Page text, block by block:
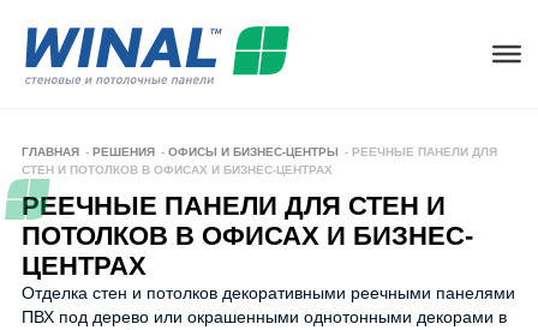
ГЛАВНАЯ - РЕШЕНИЯ - ОФИСЫ И БИЗНЕС-ЦЕНТРЫ - РЕЕЧНЫЕ ПАНЕЛИ ДЛЯ
СТЕН И ПОТОЛКОВ В ОФИСАХ И БИЗНЕС-ЦЕНТРАХ
РЕЕЧНЫЕ ПАНЕЛИ ДЛЯ СТЕН И
ПОТОЛКОВ В ОФИСАХ И БИЗНЕС-
ЦЕНТРАХ
Отделка стен и потолков декоративными реечными панелями
ПВХ под дерево или окрашенными однотонными декорами в